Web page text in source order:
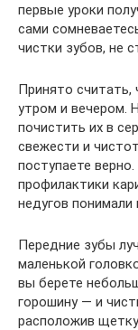
первые уроки
сами
чистки зубов, не
Принято считать,
утром и вечером.
почистить их в
свежести и
поступаете
профилактики
недугов понимали
Передние зубы
маленькой
вы берете
горошину — и
расположив